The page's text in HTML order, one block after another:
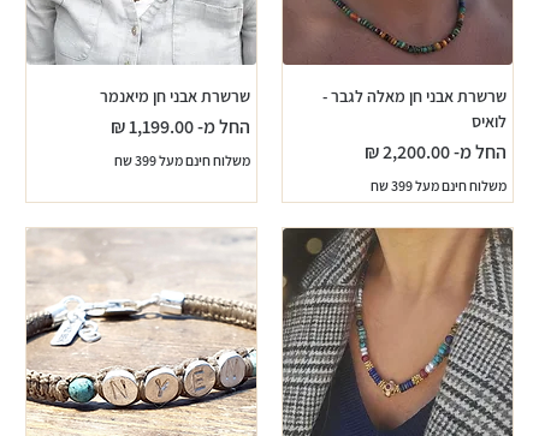
שרשרת אבני חן מאלה לגבר -
לואיס
החל מ-
מחיר מבצע
משלוח חינם מעל 399 שח
שרשרת אבני חן מיאנמר
החל מ-
מחיר מבצע
משלוח חינם מעל 399 שח